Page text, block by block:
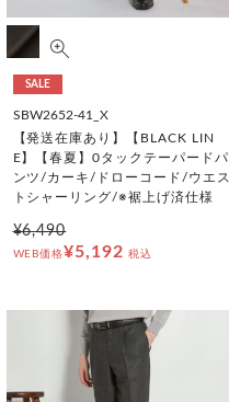
SALE
SBW2652-41_X
【発送在庫あり】【BLACK LIN
E】【春夏】0タックテーパードパ
ンツ/カーキ/ドローコード/ウエス
トシャーリング/※裾上げ済仕様
¥6,490
WEB価格¥5,192 税込